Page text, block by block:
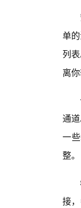
单
列
离
通
一
整。
接